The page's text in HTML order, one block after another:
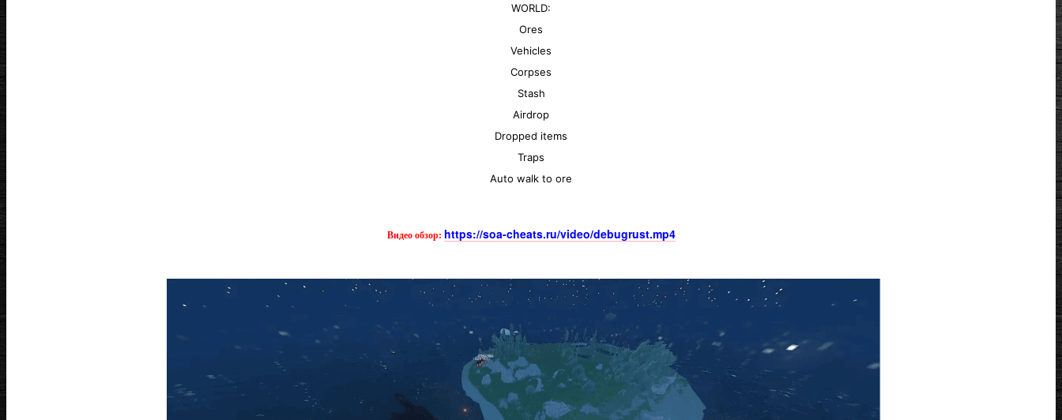
WORLD:
Ores
Vehicles
Corpses
Stash
Airdrop
Dropped items
Traps
Auto walk to ore
Видео обзор: https://soa-cheats.ru/video/debugrust.mp4